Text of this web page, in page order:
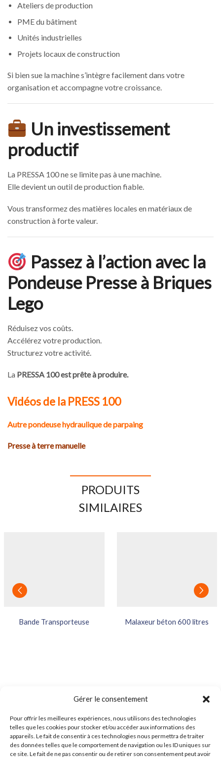
Gérer le consentement
Pour offrir les meilleures expériences, nous utilisons des technologies
telles que les cookies pour stocker et/ou accéder aux informations des
appareils. Le fait de consentir à ces technologies nous permettra de traiter
des données telles que le comportement de navigation ou les ID uniques sur
ce site. Le fait de ne pas consentir ou de retirer son consentement peut avoir
Ateliers de production
PME du bâtiment
Unités industrielles
Projets locaux de construction
Si bien sue la machine s’intègre facilement dans votre
organisation et accompagne votre croissance.
Un investissement
productif
La PRESSA 100 ne se limite pas à une machine.
Elle devient un outil de production fiable.
Vous transformez des matières locales en matériaux de
construction à forte valeur.
Passez à l’action avec la
Pondeuse Presse à Briques
Lego
Réduisez vos coûts.
Accélérez votre production.
Structurez votre activité.
La PRESSA 100 est prête à produire.
Vidéos de la PRESS 100
Autre pondeuse hydraulique de parpaing
Presse à terre manuelle
PRODUITS
SIMILAIRES
Bande Transporteuse Malaxeur béton 600 litres